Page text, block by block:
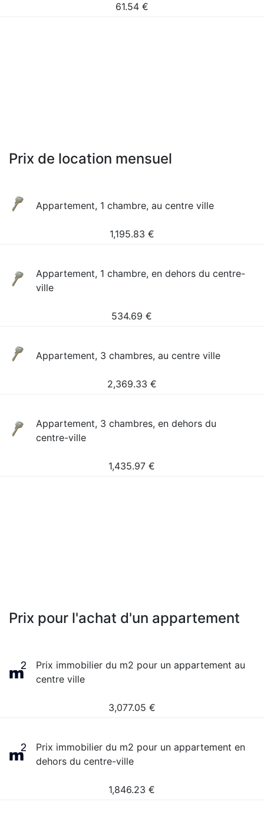
61.54 €
Prix de location mensuel
Appartement, 1 chambre, au centre ville
1,195.83 €
Appartement, 1 chambre, en dehors du centre-
ville
534.69 €
Appartement, 3 chambres, au centre ville
2,369.33 €
Appartement, 3 chambres, en dehors du
centre-ville
1,435.97 €
Prix pour l'achat d'un appartement
Prix immobilier du m2 pour un appartement au
centre ville
3,077.05 €
Prix immobilier du m2 pour un appartement en
dehors du centre-ville
1,846.23 €